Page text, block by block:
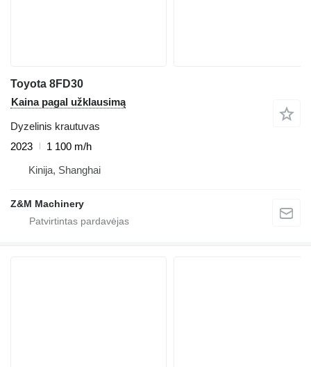
Toyota 8FD30
Kaina pagal užklausimą
Dyzelinis krautuvas
2023
1 100 m/h
Kinija, Shanghai
Z&M Machinery